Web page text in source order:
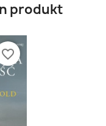
produkt
favorite_border